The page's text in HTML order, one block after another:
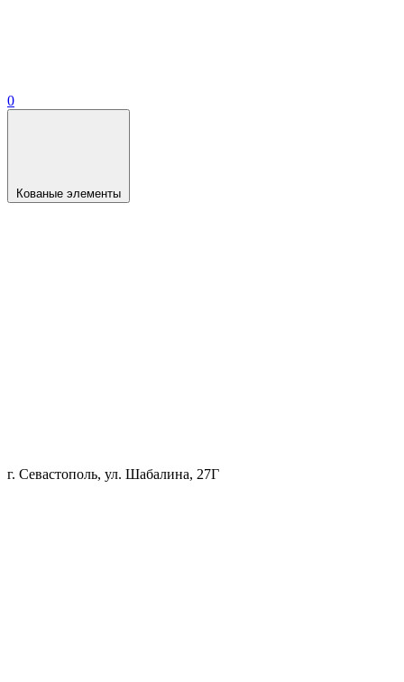
0
Кованые элементы
г. Севастополь, ул. Шабалина, 27Г